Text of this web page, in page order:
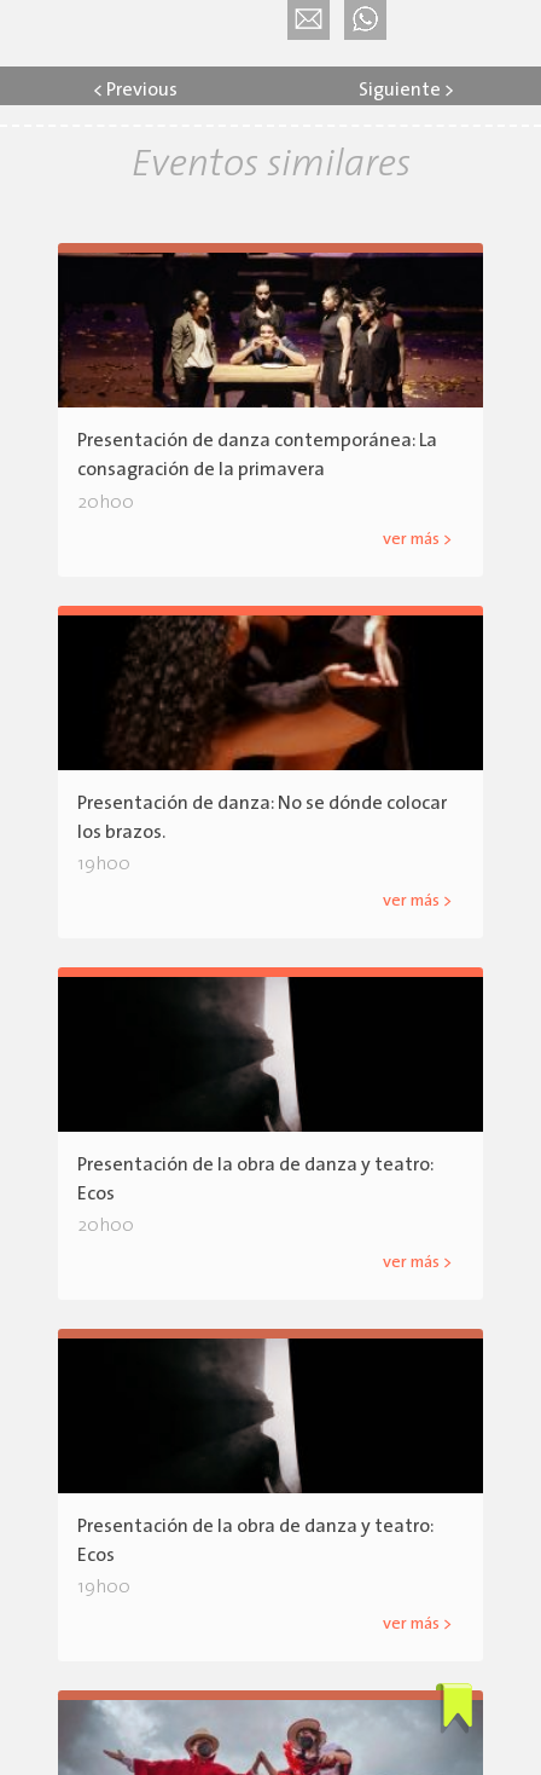
< Previous Siguiente >
Eventos similares
Presentación de danza contemporánea: La
consagración de la primavera
20h00
ver más >
Presentación de danza: No se dónde colocar
los brazos.
19h00
ver más >
Presentación de la obra de danza y teatro:
Ecos
20h00
ver más >
Presentación de la obra de danza y teatro:
Ecos
19h00
ver más >